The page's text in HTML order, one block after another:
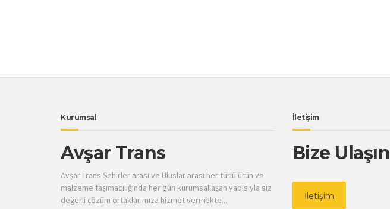
Kurumsal
Avşar Trans
Avşar Trans Şehirler arası ve Uluslar arası her türlü ürün ve
malzeme taşımacılığında her gün kurumsallaşan yapısıyla siz
değerli çözüm ortaklarımıza hizmet vermekte...
İletişim
Bize Ulaşın
İletişim